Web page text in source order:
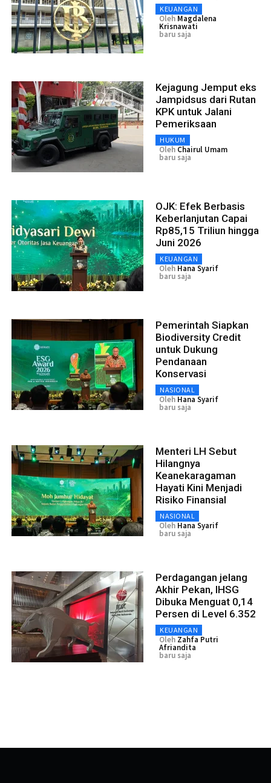
KEUANGAN
Oleh Magdalena
Krisnawati
baru saja
Kejagung Jemput eks
Jampidsus dari Rutan
KPK untuk Jalani
Pemeriksaan
HUKUM
Oleh Chairul Umam
baru saja
OJK: Efek Berbasis
Keberlanjutan Capai
Rp85,15 Triliun hingga
Juni 2026
KEUANGAN
Oleh Hana Syarif
baru saja
Pemerintah Siapkan
Biodiversity Credit
untuk Dukung
Pendanaan
Konservasi
NASIONAL
Oleh Hana Syarif
baru saja
Menteri LH Sebut
Hilangnya
Keanekaragaman
Hayati Kini Menjadi
Risiko Finansial
NASIONAL
Oleh Hana Syarif
baru saja
Perdagangan jelang
Akhir Pekan, IHSG
Dibuka Menguat 0,14
Persen di Level 6.352
KEUANGAN
Oleh Zahfa Putri
Afriandita
baru saja